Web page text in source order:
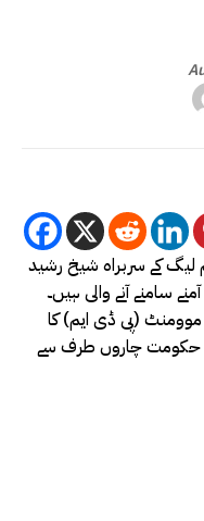
لیگ کے سربراہ شیخ رشید
سامنے آنے والی ہیں۔
(پی ڈی ایم) کا
ہے۔ 20 کلومیٹر کی حکومت چاروں طرف سے